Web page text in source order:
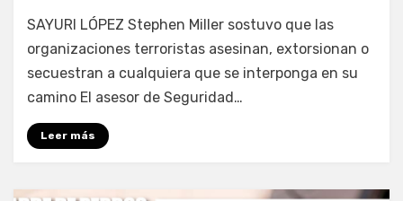
porFernando Miranda Servín
SAYURI LÓPEZ Stephen Miller sostuvo que las
organizaciones terroristas asesinan, extorsionan o
secuestran a cualquiera que se interponga en su
camino El asesor de Seguridad…
Leer más